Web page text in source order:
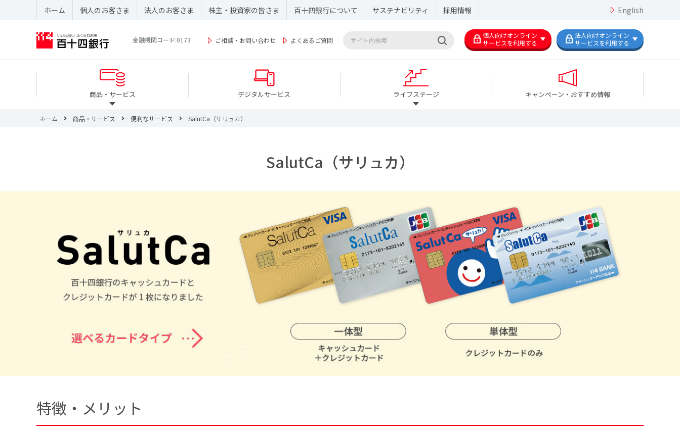
ホーム 個人のお客さま 法人のお客さま 株主・投資家の皆さま 百十四銀行について サステナビリティ 採用情報 English
金融機関コード:0173 ご相談・お問い合わせ よくあるご質問
個人向けオンライン
サービスを利用する
法人向けオンライン
サービスを利用する
商品・サービス デジタルサービス ライフステージ キャンペーン・おすすめ情報
ホーム 商品・サービス 便利なサービス SalutCa（サリュカ）
SalutCa（サリュカ）
特徴・メリット